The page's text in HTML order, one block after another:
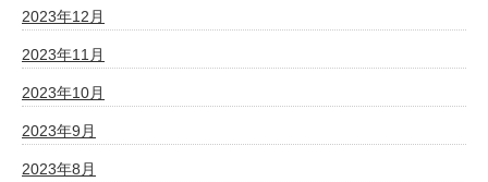
2023年12月
2023年11月
2023年10月
2023年9月
2023年8月